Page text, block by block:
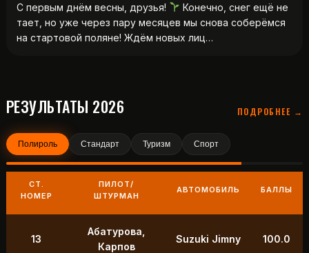
С первым днём весны, друзья!
Конечно, снег ещё не
тает, но уже через пару месяцев мы снова соберёмся
на стартовой поляне! Ждём новых лиц…
РЕЗУЛЬТАТЫ 2026 ПОДРОБНЕЕ →
Полироль Стандарт Туризм Спорт
СТ.
НОМЕР
ПИЛОТ/
ШТУРМАН
АВТОМОБИЛЬ БАЛЛЫ
13
Абатурова,
Карпов
Suzuki Jimny 100.0